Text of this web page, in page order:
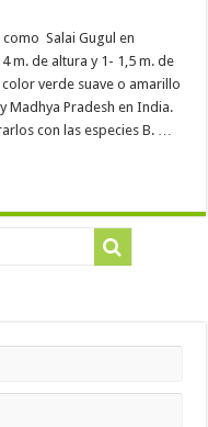
Salai Gugul en
m. de altura y 1- 1,5 m. de
verde suave o amarillo
Madhya Pradesh en India.
con las especies B. …